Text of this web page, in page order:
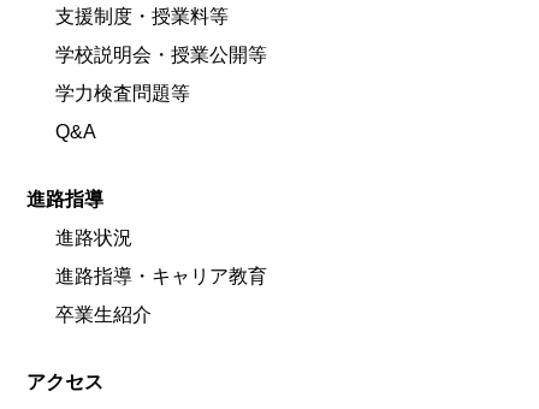
支援制度・授業料等
学校説明会・授業公開等
学力検査問題等
Q&A
進路指導
進路状況
進路指導・キャリア教育
卒業生紹介
アクセス